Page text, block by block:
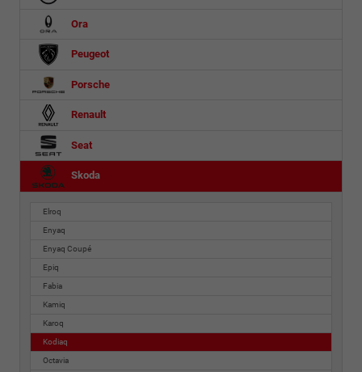
Ora
Peugeot
Porsche
Renault
Seat
Skoda
Elroq
Enyaq
Enyaq Coupé
Epiq
Fabia
Kamiq
Karoq
Kodiaq
Octavia